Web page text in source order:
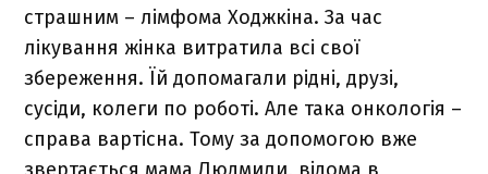
страшним – лімфома Ходжкіна. За час
лікування жінка витратила всі свої
збереження. Їй допомагали рідні, друзі,
сусіди, колеги по роботі. Але така онкологія –
справа вартісна. Тому за допомогою вже